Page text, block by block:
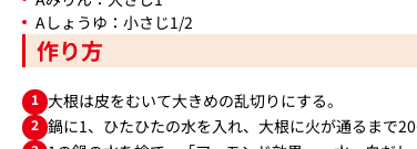
Aしょうゆ：小さじ1/2
作り方
1 大根は皮をむいて大きめの乱切りにする。
2 鍋に1、ひたひたの水を入れ、大根に火が通るまで20